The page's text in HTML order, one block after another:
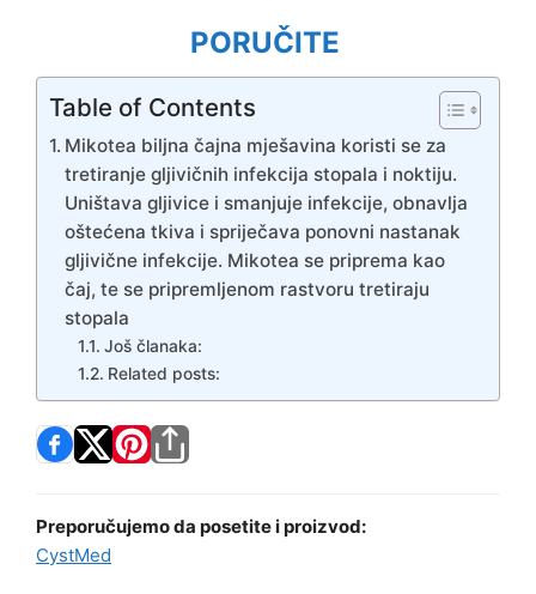
PORUČITE
Table of Contents
Mikotea biljna čajna mješavina koristi se za
tretiranje gljivičnih infekcija stopala i noktiju.
Uništava gljivice i smanjuje infekcije, obnavlja
oštećena tkiva i spriječava ponovni nastanak
gljivične infekcije. Mikotea se priprema kao
čaj, te se pripremljenom rastvoru tretiraju
stopala
Još članaka:
Related posts:
Preporučujemo da posetite i proizvod:
CystMed